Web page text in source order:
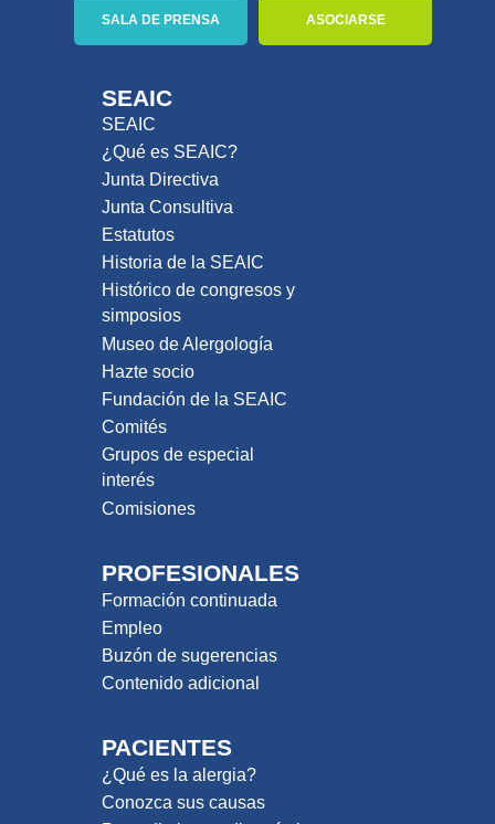
SEAIC
SEAIC
¿Qué es SEAIC?
Junta Directiva
Junta Consultiva
Estatutos
Historia de la SEAIC
Histórico de congresos y
simposios
Museo de Alergología
Hazte socio
Fundación de la SEAIC
Comités
Grupos de especial
interés
Comisiones
PROFESIONALES
Formación continuada
Empleo
Buzón de sugerencias
Contenido adicional
PACIENTES
¿Qué es la alergia?
Conozca sus causas
SALA DE PRENSA ASOCIARSE